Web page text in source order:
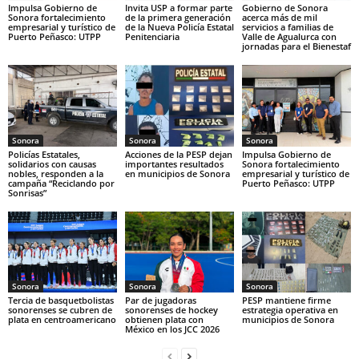
Impulsa Gobierno de
Sonora fortalecimiento
empresarial y turístico de
Puerto Peñasco: UTPP
Invita USP a formar parte
de la primera generación
de la Nueva Policía Estatal
Penitenciaria
Gobierno de Sonora
acerca más de mil
servicios a familias de
Valle de Agualurca con
jornadas para el Bienestaf
Sonora
Policías Estatales,
solidarios con causas
nobles, responden a la
campaña “Reciclando por
Sonrisas”
Sonora
Acciones de la PESP dejan
importantes resultados
en municipios de Sonora
Sonora
Impulsa Gobierno de
Sonora fortalecimiento
empresarial y turístico de
Puerto Peñasco: UTPP
Sonora
Tercia de basquetbolistas
sonorenses se cubren de
plata en centroamericano
Sonora
Par de jugadoras
sonorenses de hockey
obtienen plata con
México en los JCC 2026
Sonora
PESP mantiene firme
estrategia operativa en
municipios de Sonora